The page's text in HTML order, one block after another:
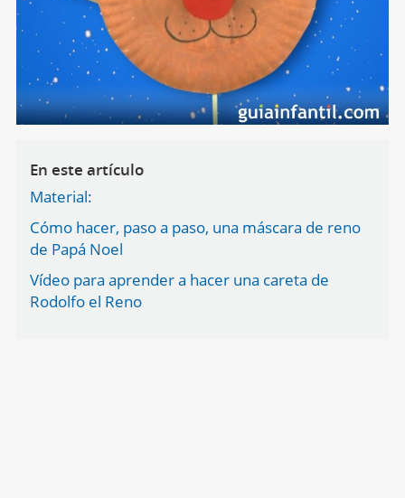
En este artículo
Material:
Cómo hacer, paso a paso, una máscara de reno
de Papá Noel
Vídeo para aprender a hacer una careta de
Rodolfo el Reno